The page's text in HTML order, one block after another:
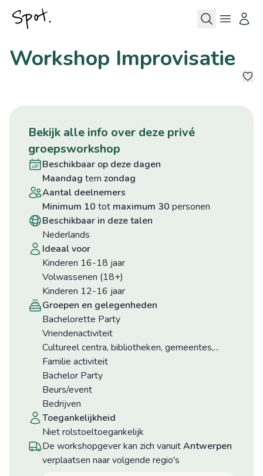
Workshop Improvisatie
bekijk alle info over deze privé
groepsworkshop
beschikbaar op deze dagen
maandag tem zondag
aantal deelnemers
minimum 10 tot maximum 30 personen
beschikbaar in deze talen
Nederlands
ideaal voor
Kinderen 16-18 jaar
Volwassenen (18+)
Kinderen 12-16 jaar
groepen en gelegenheden
Bachelorette Party
Vriendenactiviteit
Cultureel centra, bibliotheken, gemeentes,...
Familie activiteit
Bachelor Party
Beurs/event
Bedrijven
toegankelijkheid
niet rolstoeltoegankelijk
De workshopgever kan zich vanuitAntwerpen
verplaatsen naar volgende regio's